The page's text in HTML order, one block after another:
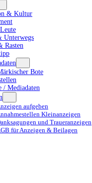
& Kultur
Unterwegs
Rasten
Bote
/ Mediadaten
aufgeben
Kleinanzeigen
und Traueranzeigen
für Anzeigen & Beilagen